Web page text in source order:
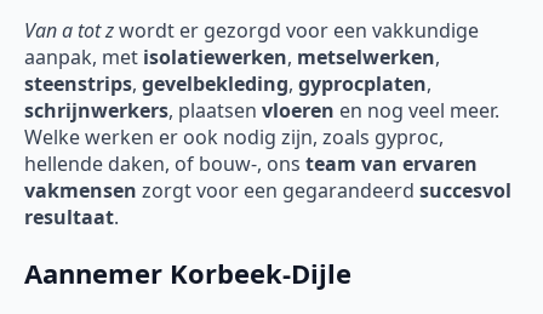
Van a tot zwordt er gezorgd voor een vakkundige
aanpak, met isolatiewerken, metselwerken,
steenstrips, gevelbekleding, gyprocplaten,
schrijnwerkers, plaatsen vloeren en nog veel meer.
Welke werken er ook nodig zijn, zoals gyproc,
hellende daken, of bouw-, ons team van ervaren
vakmensen zorgt voor een gegarandeerd succesvol
resultaat.
Aannemer Korbeek-Dijle